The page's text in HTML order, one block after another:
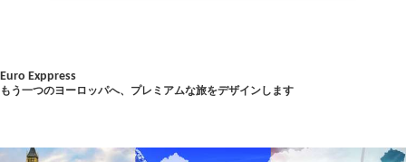
Euro Exppress
もう一つのヨーロッパへ、プレミアムな旅をデザインします